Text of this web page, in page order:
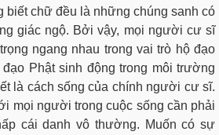
biết chữ đều là những chúng sanh có
giác ngộ. Bởi vậy, mọi người cư sĩ
ngang nhau trong vai trò hộ đạo
Phật sinh động trong môi trường
là cách sống của chính người cư sĩ.
mọi người trong cuộc sống cần phải
cái danh vô thường. Muốn có sự